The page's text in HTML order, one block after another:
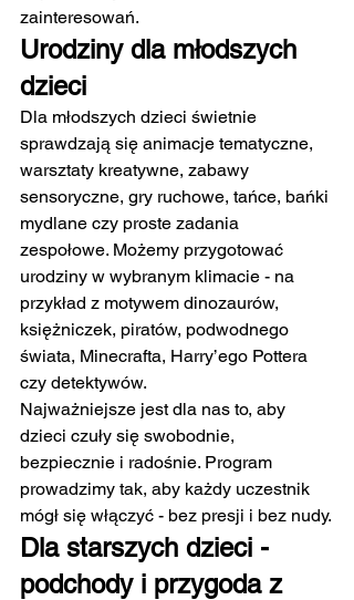
zainteresowań.
Urodziny dla młodszych
dzieci
Dla młodszych dzieci świetnie
sprawdzają się animacje tematyczne,
warsztaty kreatywne, zabawy
sensoryczne, gry ruchowe, tańce, bańki
mydlane czy proste zadania
zespołowe. Możemy przygotować
urodziny w wybranym klimacie - na
przykład z motywem dinozaurów,
księżniczek, piratów, podwodnego
świata, Minecrafta, Harry’ego Pottera
czy detektywów.
Najważniejsze jest dla nas to, aby
dzieci czuły się swobodnie,
bezpiecznie i radośnie. Program
prowadzimy tak, aby każdy uczestnik
mógł się włączyć - bez presji i bez nudy.
Dla starszych dzieci -
podchody i przygoda z